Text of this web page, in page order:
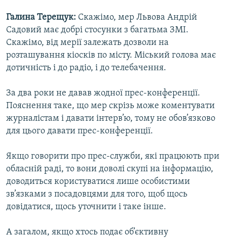
Галина Терещук: Скажімо, мер Львова Андрій
Садовий має добрі стосунки з багатьма ЗМІ.
Скажімо, від мерії залежать дозволи на
розташування кіосків по місту. Міський голова має
дотичність і до радіо, і до телебачення.
За два роки не давав жодної прес-конференції.
Пояснення таке, що мер скрізь може коментувати
журналістам і давати інтерв’ю, тому не обов’язково
для цього давати прес-конференції.
Якщо говорити про прес-служби, які працюють при
обласній раді, то вони доволі скупі на інформацію,
доводиться користуватися лише особистими
зв’язками з посадовцями для того, щоб щось
довідатися, щось уточнити і таке інше.
А загалом, якщо хтось подає об’єктивну